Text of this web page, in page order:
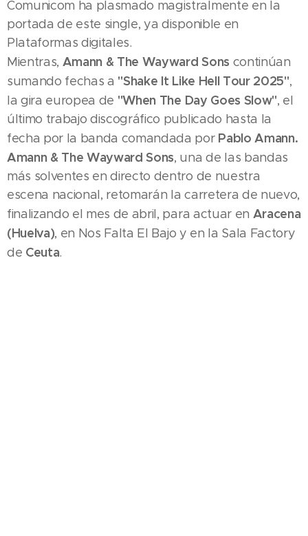
Comunicom ha plasmado magistralmente en la
portada de este single, ya disponible en
Plataformas digitales.
Mientras, Amann & The Wayward Sons continúan
sumando fechas a "Shake It Like Hell Tour 2025",
la gira europea de "When The Day Goes Slow", el
último trabajo discográfico publicado hasta la
fecha por la banda comandada por Pablo Amann.
Amann & The Wayward Sons, una de las bandas
más solventes en directo dentro de nuestra
escena nacional, retomarán la carretera de nuevo,
finalizando el mes de abril, para actuar en Aracena
(Huelva), en Nos Falta El Bajo y en la Sala Factory
de Ceuta.